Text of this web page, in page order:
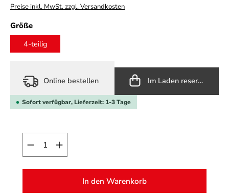
Preise inkl. MwSt. zzgl. Versandkosten
Größeauswählen
4-teilig
Online bestellen Im Laden reservieren
Sofort verfügbar, Lieferzeit: 1-3 Tage
Produkt Anzahl: Gib den gewünschten Wert
In den Warenkorb